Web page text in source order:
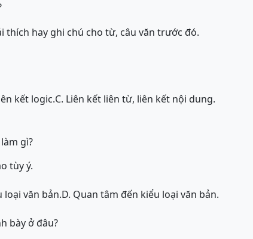
thích hay ghi chú cho từ, câu văn trước đó.
kết logic.C. Liên kết liên từ, liên kết nội dung.
gì?
tùy ý.
văn bản.D. Quan tâm đến kiểu loại văn bản.
bày ở đâu?